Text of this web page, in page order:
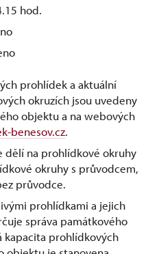
hod.
prohlídek a aktuální
okruzích jsou uvedeny
objektu a na webových
benesov.cz.
dělí na prohlídkové okruhy
okruhy s průvodcem,
průvodce.
prohlídkami a jejich
správa památkového
kapacita prohlídkových